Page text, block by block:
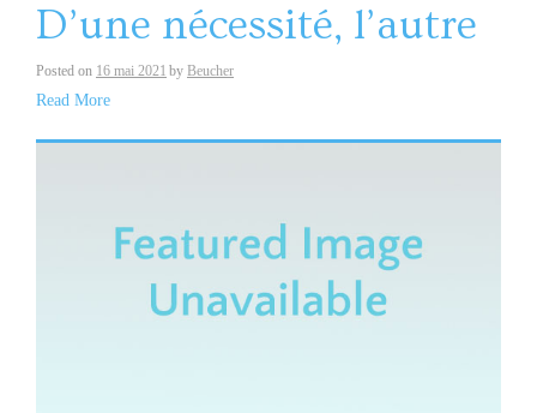
D’une nécessité, l’autre
Posted on 16 mai 2021 by Beucher
Read More